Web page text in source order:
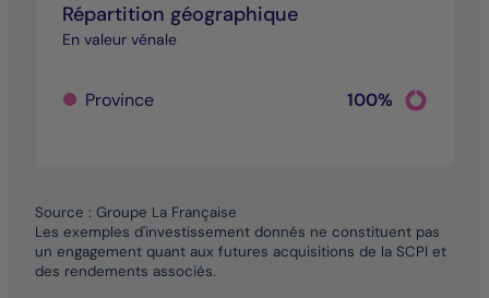
Répartition géographique
En valeur vénale
Province 100% Chart
Pie chart
Source : Groupe La Française
Les exemples d'investissement donnés ne constituent pas
un engagement quant aux futures acquisitions de la SCPI et
des rendements associés.